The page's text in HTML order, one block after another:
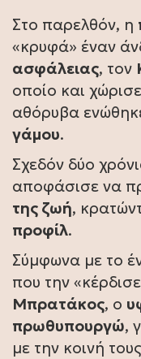
Στο παρελθόν, η
«κρυφά» έναν
ασφάλειας, τον
οποίο και
αθόρυβα
γάμου.
Σχεδόν δύο
αποφάσισε να
της ζωή,
προφίλ.
Σύμφωνα με το
που την
Μπρατάκος, ο
πρωθυπουργώ,
με την κοινή